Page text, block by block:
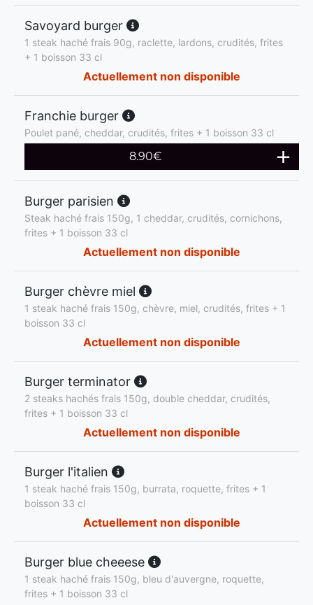
Savoyard burger
1 steak haché frais 90g, raclette, lardons, crudités, frites
+ 1 boisson 33 cl
Actuellement non disponible
Franchie burger
Poulet pané, cheddar, crudités, frites + 1 boisson 33 cl
8.90€
Burger parisien
Steak haché frais 150g, 1 cheddar, crudités, cornichons,
frites + 1 boisson 33 cl
Actuellement non disponible
Burger chèvre miel
1 steak haché frais 150g, chèvre, miel, crudités, frites + 1
boisson 33 cl
Actuellement non disponible
Burger terminator
2 steaks hachés frais 150g, double cheddar, crudités,
frites + 1 boisson 33 cl
Actuellement non disponible
Burger l'italien
1 steak haché frais 150g, burrata, roquette, frites + 1
boisson 33 cl
Actuellement non disponible
Burger blue cheeese
1 steak haché frais 150g, bleu d'auvergne, roquette,
frites + 1 boisson 33 cl